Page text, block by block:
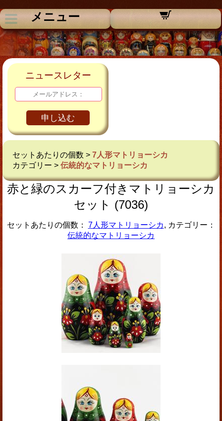
メニュー
ニュースレター
申し込む
セットあたりの個数 > 7人形マトリョーシカ
カテゴリー > 伝統的なマトリョーシカ
赤と緑のスカーフ付きマトリョーシカ
セット (7036)
セットあたりの個数： 7人形マトリョーシカ, カテゴリー：
伝統的なマトリョーシカ